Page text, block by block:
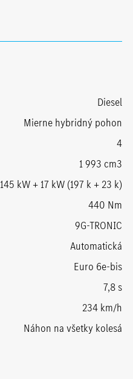
Diesel
Mierne hybridný pohon
4
1 993 cm3
145 kW + 17 kW (197 k + 23 k)
440 Nm
9G-TRONIC
Automatická
Euro 6e-bis
7,8 s
234 km/h
Náhon na všetky kolesá